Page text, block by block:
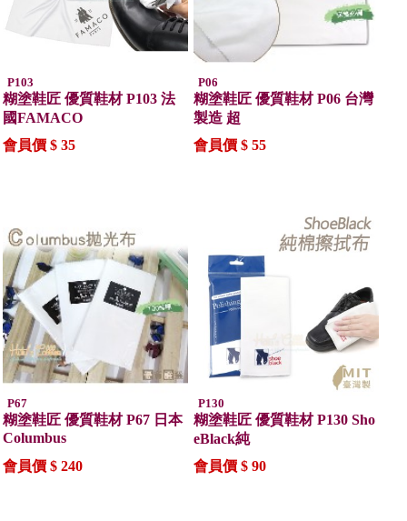
P103
糊塗鞋匠 優質鞋材 P103 法
國FAMACO
會員價 $ 35
P06
糊塗鞋匠 優質鞋材 P06 台灣
製造 超
會員價 $ 55
P67
糊塗鞋匠 優質鞋材 P67 日本
Columbus
會員價 $ 240
P130
糊塗鞋匠 優質鞋材 P130 Sho
eBlack純
會員價 $ 90